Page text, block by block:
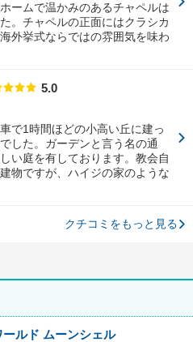
ームで温かみのあるチャペルは
。チャペルの正面にはクラシカ
外挙式ならではの雰囲気を味わ
点数
5.0
で1時間ほどの小高い丘に建っ
した。ガーデンと言う名の通
い庭を有しております。教会自
物ですが、ハイジの家のような
クチコミをもっと見る
ルド ムーンシェル